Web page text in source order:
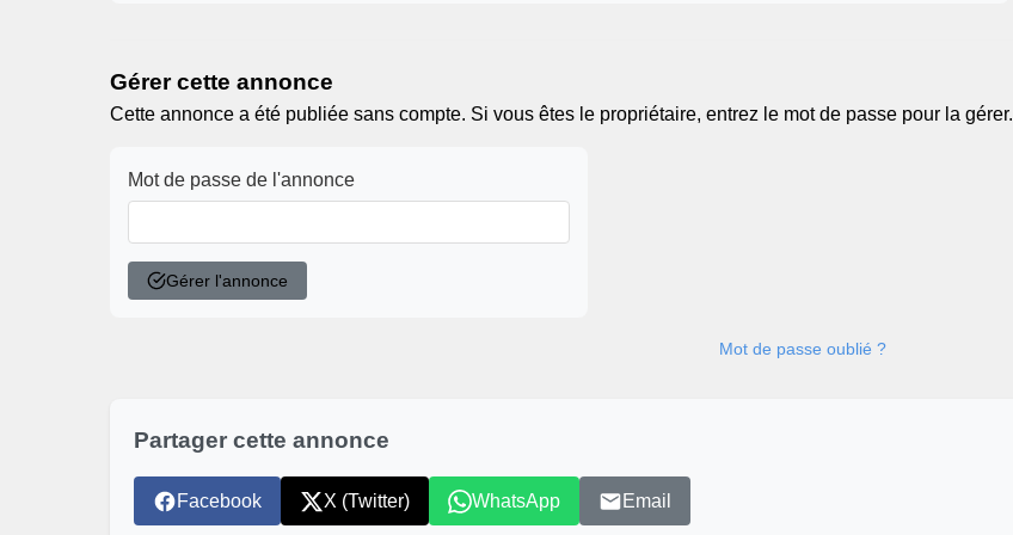
Gérer cette annonce
Cette annonce a été publiée sans compte. Si vous êtes le propriétaire, entrez le mot de passe pour la gérer.
Mot de passe de l'annonce
Gérer l'annonce
Mot de passe oublié ?
Partager cette annonce
Facebook X (Twitter) WhatsApp Email